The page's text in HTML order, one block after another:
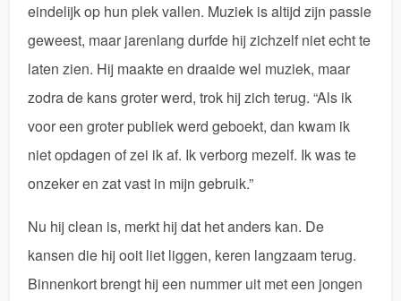
eindelijk op hun plek vallen. Muziek is altijd zijn passie
geweest, maar jarenlang durfde hij zichzelf niet echt te
laten zien. Hij maakte en draaide wel muziek, maar
zodra de kans groter werd, trok hij zich terug. “Als ik
voor een groter publiek werd geboekt, dan kwam ik
niet opdagen of zei ik af. Ik verborg mezelf. Ik was te
onzeker en zat vast in mijn gebruik.”
Nu hij clean is, merkt hij dat het anders kan. De
kansen die hij ooit liet liggen, keren langzaam terug.
Binnenkort brengt hij een nummer uit met een jongen